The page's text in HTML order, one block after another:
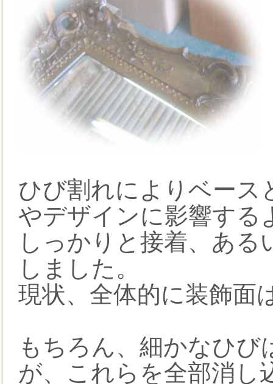
ひび割れによりベース
やデザインに影響する
しっかりと接着、あ
しました。
現状、全体的に装飾面
もちろん、細かなひ
が、これらを全部消し